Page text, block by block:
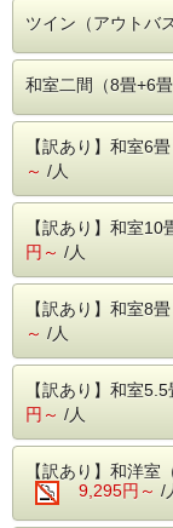
無
楽
ホ
ま
沼
狩
お
春
数
紅
吹
尾
り
お
■
・
ソ
（
【
季
お
■
老
ツイン（アウトバ
和室二間（8畳+6
【訳あり】和室6
～ /人
【訳あり】和室
円～ /人
【訳あり】和室8
～ /人
【訳あり】和室
円～ /人
【訳あり】和洋室
9,295円～ /